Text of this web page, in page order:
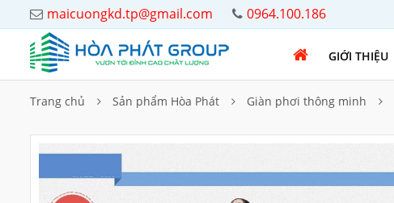
maicuongkd.tp@gmail.com 0964.100.186
GIỚI THIỆU
Trang chủ Sản phẩm Hòa Phát Giàn phơi thông minh